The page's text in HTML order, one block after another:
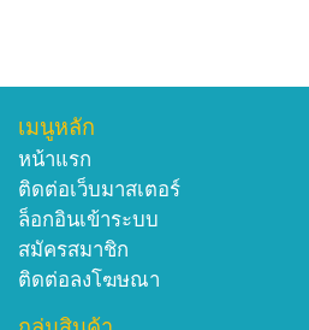
เป็นยาแก้ปัสสาวะเป็นเลือด และ
-ลำต้นใช้ภายนอกนำมาต้มเอาก
ที่เป็นแผลเน่าเปื่อยเรื้อรัง แผลมี
ตำรายานี้ได้มาจากเมืองพิษณุโล
ถ้าใครคิดได้ให้ขุดลงไปจะได้ทอ
ปริศนาออกจึงไปขุดก็พบแผ่นศิลา
มิดชิด เมื่อเปิดออกดูก็พบใบลาน
เมนูหลัก
หน้าแรก
ติดต่อเว็บมาสเตอร์
ล็อกอินเข้าระบบ
สมัครสมาชิก
ติดต่อลงโฆษณา